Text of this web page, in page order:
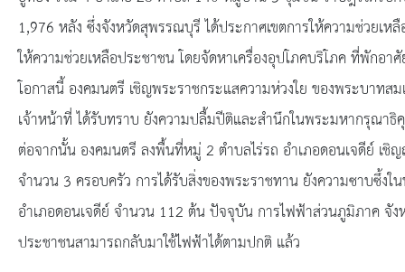
ข้อมูลการเลือกตั้ง
นโยบายคุ้มครองข้อมูลส่วนบุคคล
ผลงาน
มาตรฐานกำหนดตำแหน่ง
VDO Present
1,976 หลัง ซึ่งจังหวัดสุพรรณบุรี ได้ประกาศเขตการให้ความช่วยเ
ให้ความช่วยเหลือประชาชน โดยจัดหาเครื่องอุปโภคบริโภค ที่พักอ
โอกาสนี้ องคมนตรี เชิญพระราชกระแสความห่วงใย ของพระบาท
เจ้าหน้าที่ ได้รับทราบ ยังความปลื้มปีติและสำนึกในพระมหากรุณา
ต่อจากนั้น องคมนตรี ลงพื้นที่หมู่ 2 ตำบลไร่รถ อำเภอดอนเจดีย์ เ
จำนวน 3 ครอบครัว การได้รับสิ่งของพระราชทาน ยังความซาบซึ้
อำเภอดอนเจดีย์ จำนวน 112 ต้น ปัจจุบัน การไฟฟ้าส่วนภูมิภาค จั
ประชาชนสามารถกลับมาใช้ไฟฟ้าได้ตามปกติ แล้ว